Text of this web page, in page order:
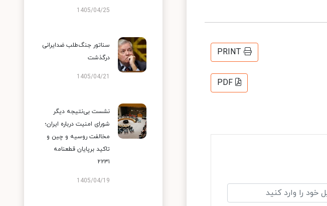
PRINT
PDF
1405/04/25
سناتور جنگ‌طلب ضدایرانی
درگذشت
1405/04/21
نشست بی‌نتیجه دیگر
شورای امنیت درباره ایران؛
مخالفت روسیه و چین و
تاکید برپایان قطعنامه
۲۲۳۱
1405/04/19